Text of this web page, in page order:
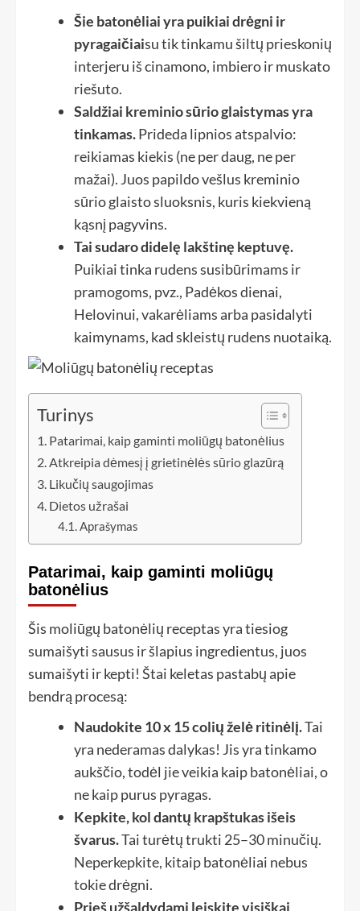
Šie batonėliai yra puikiai drėgni ir
pyragaičiaisu tik tinkamu šiltų prieskonių
interjeru iš cinamono, imbiero ir muskato
riešuto.
Saldžiai kreminio sūrio glaistymas yra
tinkamas.Prideda lipnios atspalvio:
reikiamas kiekis (ne per daug, ne per
mažai). Juos papildo vešlus kreminio
sūrio glaisto sluoksnis, kuris kiekvieną
kąsnį pagyvins.
Tai sudaro didelę lakštinę keptuvę.
Puikiai tinka rudens susibūrimams ir
pramogoms, pvz., Padėkos dienai,
Helovinui, vakarėliams arba pasidalyti
kaimynams, kad skleistų rudens nuotaiką.
Turinys
Patarimai, kaip gaminti moliūgų batonėlius
Atkreipia dėmesį į grietinėlės sūrio glazūrą
Likučių saugojimas
Dietos užrašai
Aprašymas
Patarimai, kaip gaminti moliūgų
batonėlius
Šis moliūgų batonėlių receptas yra tiesiog
sumaišyti sausus ir šlapius ingredientus, juos
sumaišyti ir kepti! Štai keletas pastabų apie
bendrą procesą:
Naudokite 10 x 15 colių želė ritinėlį.Tai
yra nederamas dalykas! Jis yra tinkamo
aukščio, todėl jie veikia kaip batonėliai, o
ne kaip purus pyragas.
Kepkite, kol dantų krapštukas išeis
švarus.Tai turėtų trukti 25–30 minučių.
Neperkepkite, kitaip batonėliai nebus
tokie drėgni.
Prieš užšaldydami leiskite visiškai